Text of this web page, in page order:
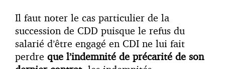
Il faut noter le cas particulier de la
succession de CDD puisque le refus du
salarié d’être engagé en CDI ne lui fait
perdre que l’indemnité de précarité de son